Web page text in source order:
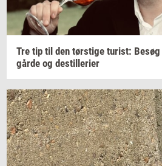
Tre tip til den tørsti­ge turist: Besøg
går­de og destil­le­ri­er